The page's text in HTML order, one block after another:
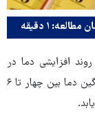
مطالعه: ۱ دقیقه
افزایشی دما در
این استان اظهار کرد: برای سه‌شنبه هفته آینده میانگین دما بین چهار تا ۶